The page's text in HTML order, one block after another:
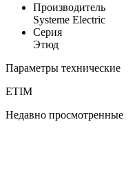
Производитель
Systeme Electric
Серия
Этюд
Параметры технические
ETIM
Недавно просмотренные